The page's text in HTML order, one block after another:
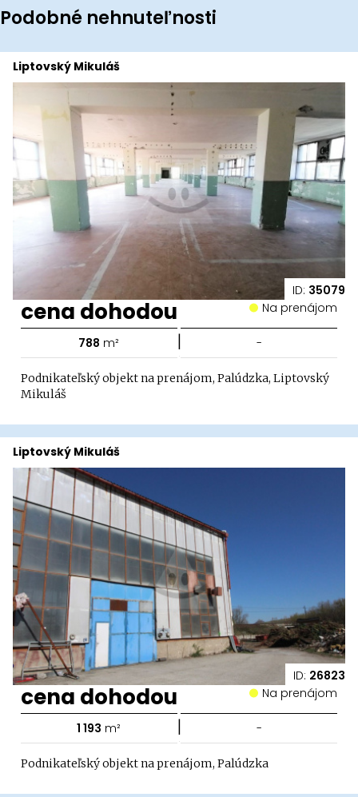
Podobné nehnuteľnosti
ID: 35079
Liptovský Mikuláš
cena dohodou Na prenájom
788 m² | -
Podnikateľský objekt na prenájom, Palúdzka, Liptovský
Mikuláš
ID: 26823
Liptovský Mikuláš
cena dohodou Na prenájom
1 193 m² | -
Podnikateľský objekt na prenájom, Palúdzka